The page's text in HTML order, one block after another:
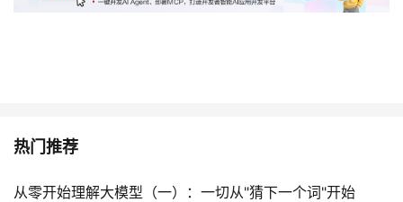
热门推荐
从零开始理解大模型（一）：一切从"猜下一个词"开始